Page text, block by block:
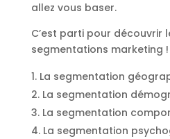
allez vous baser.
C’est parti pour découvrir
segmentations marketing !
La segmentation
La segmentation
La segmentation
La segmentation